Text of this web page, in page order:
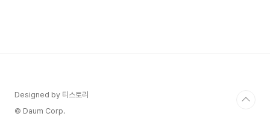
Designed by 티스토리
© Daum Corp.